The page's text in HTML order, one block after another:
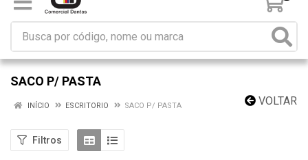
SACO P/ PASTA
VOLTAR
INÍCIO ESCRITORIO SACO P/ PASTA
Filtros